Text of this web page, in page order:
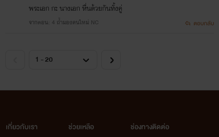
พระเอก กะ นางเอก หื่นด้วยกันทั้งคู่
จากตอน: 4 ถ้ำมองคนใหม่ NC ตอบกลับ
เกี่ยวกับเรา
ช่วยเหลือ
ช่องทางติดต่อ